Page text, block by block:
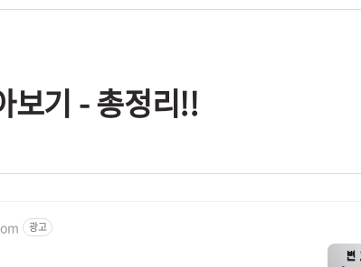
보기 - 총정리!!
광고